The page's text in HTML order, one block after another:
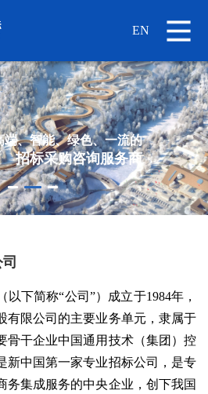
EN
端、智能、绿色、一流的
招标采购咨询服务商
端、智能、绿色、一流的
招标采购咨询服务商
下简称“公司”）成立于1984年，
有限公司的主要业务单元，隶属于
骨干企业中国通用技术（集团）控
新中国第一家专业招标公司，是专
务集成服务的中央企业，创下我国